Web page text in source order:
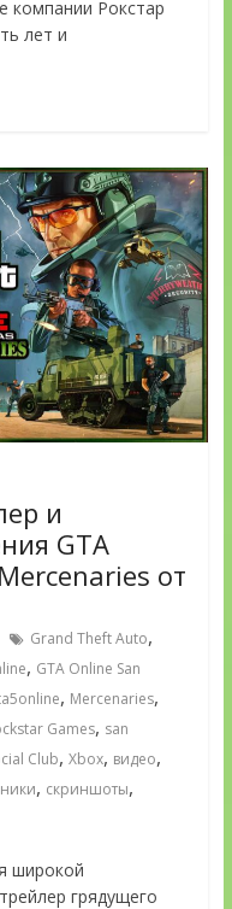
компании Рокстар
лет и
и
GTA
от
Grand Theft Auto,
, GTA Online San
, Mercenaries,
Games, san
Club, Xbox, видео,
, скриншоты,
широкой
грядущего